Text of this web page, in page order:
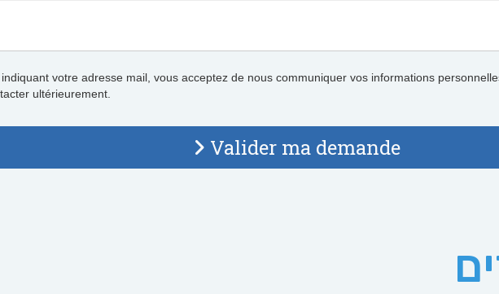
indiquant votre adresse mail, vous acceptez de nous communiquer vos informations
ultérieurement.
Valider ma demande